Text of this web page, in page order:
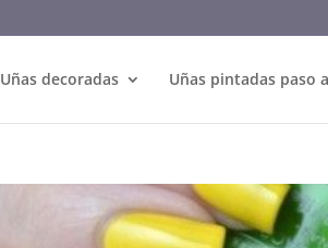
Uñas decoradas Uñas pintadas paso